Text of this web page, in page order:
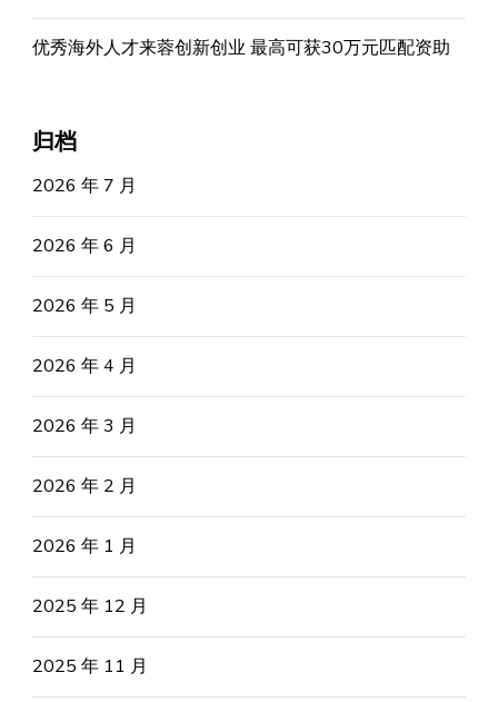
优秀海外人才来蓉创新创业 最高可获30万元匹配资助
归档
2026 年 7 月
2026 年 6 月
2026 年 5 月
2026 年 4 月
2026 年 3 月
2026 年 2 月
2026 年 1 月
2025 年 12 月
2025 年 11 月